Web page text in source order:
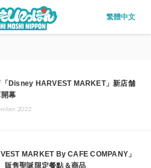
繁體中文
Disney HARVEST MARKET」新店舗
幕
MARKET By CAFE COMPANY」
販售聖誕限定餐點＆商品